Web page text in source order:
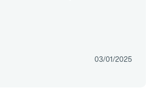
03/01/2025